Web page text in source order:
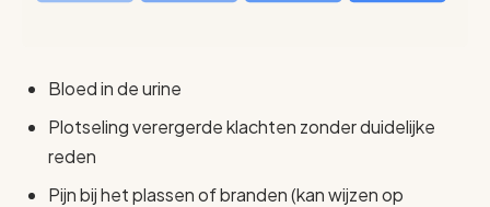
Bloed in de urine
Plotseling verergerde klachten zonder duidelijke
reden
Pijn bij het plassen of branden (kan wijzen op